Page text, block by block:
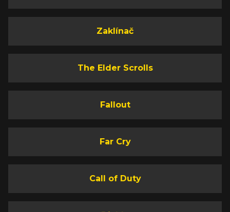
Zaklínač
The Elder Scrolls
Fallout
Far Cry
Call of Duty